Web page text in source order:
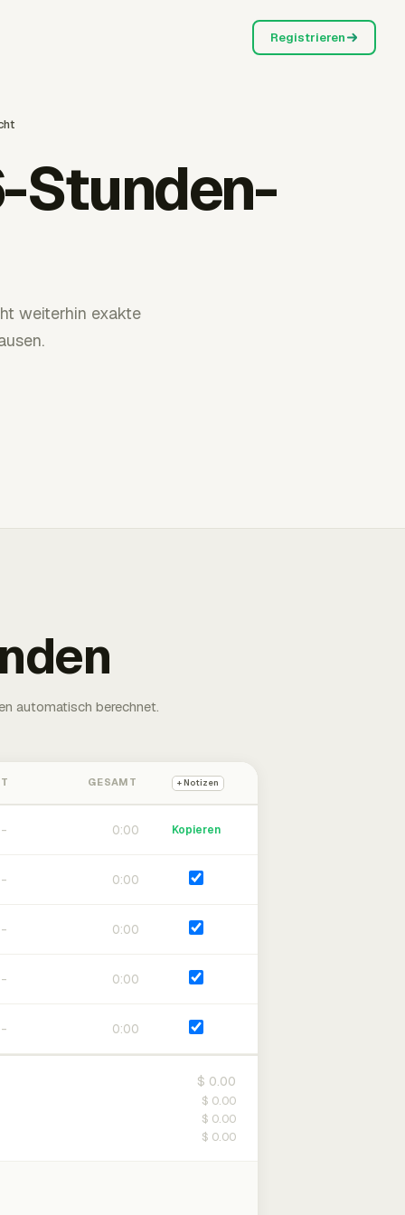
Registrieren
Stunden-
weiterhin exakte
automatisch berechnet.
GESAMT + Notizen
0:00 Kopieren
0:00
0:00
0:00
0:00
$ 0.00
$ 0.00
$ 0.00
$ 0.00